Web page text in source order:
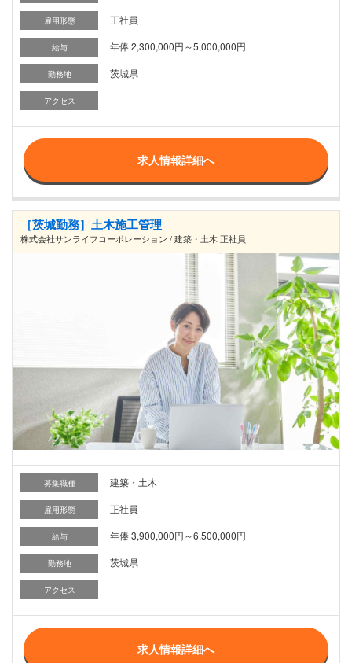
雇用形態 正社員
給与 年俸 2,300,000円～5,000,000円
勤務地 茨城県
アクセス
求人情報詳細へ
［茨城勤務］土木施工管理
株式会社サンライフコーポレーション / 建築・土木 正社員
募集職種 建築・土木
雇用形態 正社員
給与 年俸 3,900,000円～6,500,000円
勤務地 茨城県
アクセス
求人情報詳細へ